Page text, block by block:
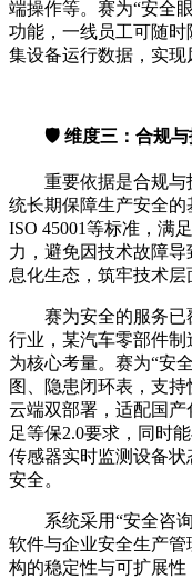
端操作等。赛为“安全
功能，一线员工可随
集设备运行数据，实现
🛡️ 维度三：合规与
重要依据是合规
统长期保障生产安全的
ISO 45001等标准，满
力，避免因技术故障
息化生态，筑牢技术层
赛为安全的服务已
行业，某汽车零部件
为核心考量。赛为“安
图、隐患闭环表，支
云端双部署，适配国
足等保2.0要求，同时
传感器实时监测设备
安全。
系统采用“安全咨
软件与企业安全生产
构的稳定性与可扩展性